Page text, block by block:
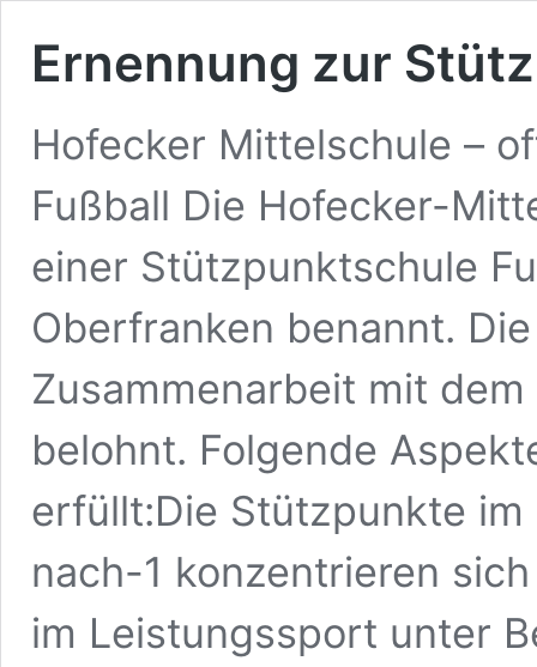
Ernennung zur
Hofecker Mittelschule –
Fußball Die Hofecker-
einer Stützpunktschule
Oberfranken benannt.
Zusammenarbeit mit
belohnt. Folgende
erfüllt:Die Stützpunkte
nach-1 konzentrieren
im Leistungssport unter